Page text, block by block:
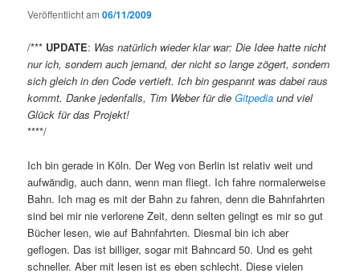
Veröffentlicht am06/11/2009
/*** UPDATE: Was natürlich wieder klar war: Die Idee hatte nicht
nur ich, sondern auch jemand, der nicht so lange zögert, sondern
sich gleich in den Code vertieft. Ich bin gespannt was dabei raus
kommt. Danke jedenfalls, Tim Weber für dieGitpedia und viel
Glück für das Projekt!
****/
Ich bin gerade in Köln. Der Weg von Berlin ist relativ weit und
aufwändig, auch dann, wenn man fliegt. Ich fahre normalerweise
Bahn. Ich mag es mit der Bahn zu fahren, denn die Bahnfahrten
sind bei mir nie verlorene Zeit, denn selten gelingt es mir so gut
Bücher lesen, wie auf Bahnfahrten. Diesmal bin ich aber
geflogen. Das ist billiger, sogar mit Bahncard 50. Und es geht
schneller. Aber mit lesen ist es eben schlecht. Diese vielen